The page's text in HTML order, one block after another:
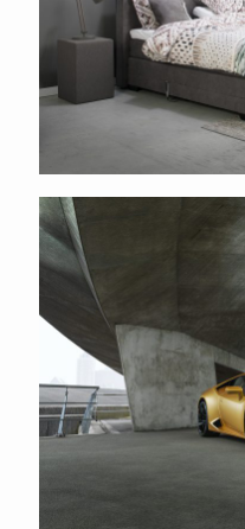
Avery Dennison